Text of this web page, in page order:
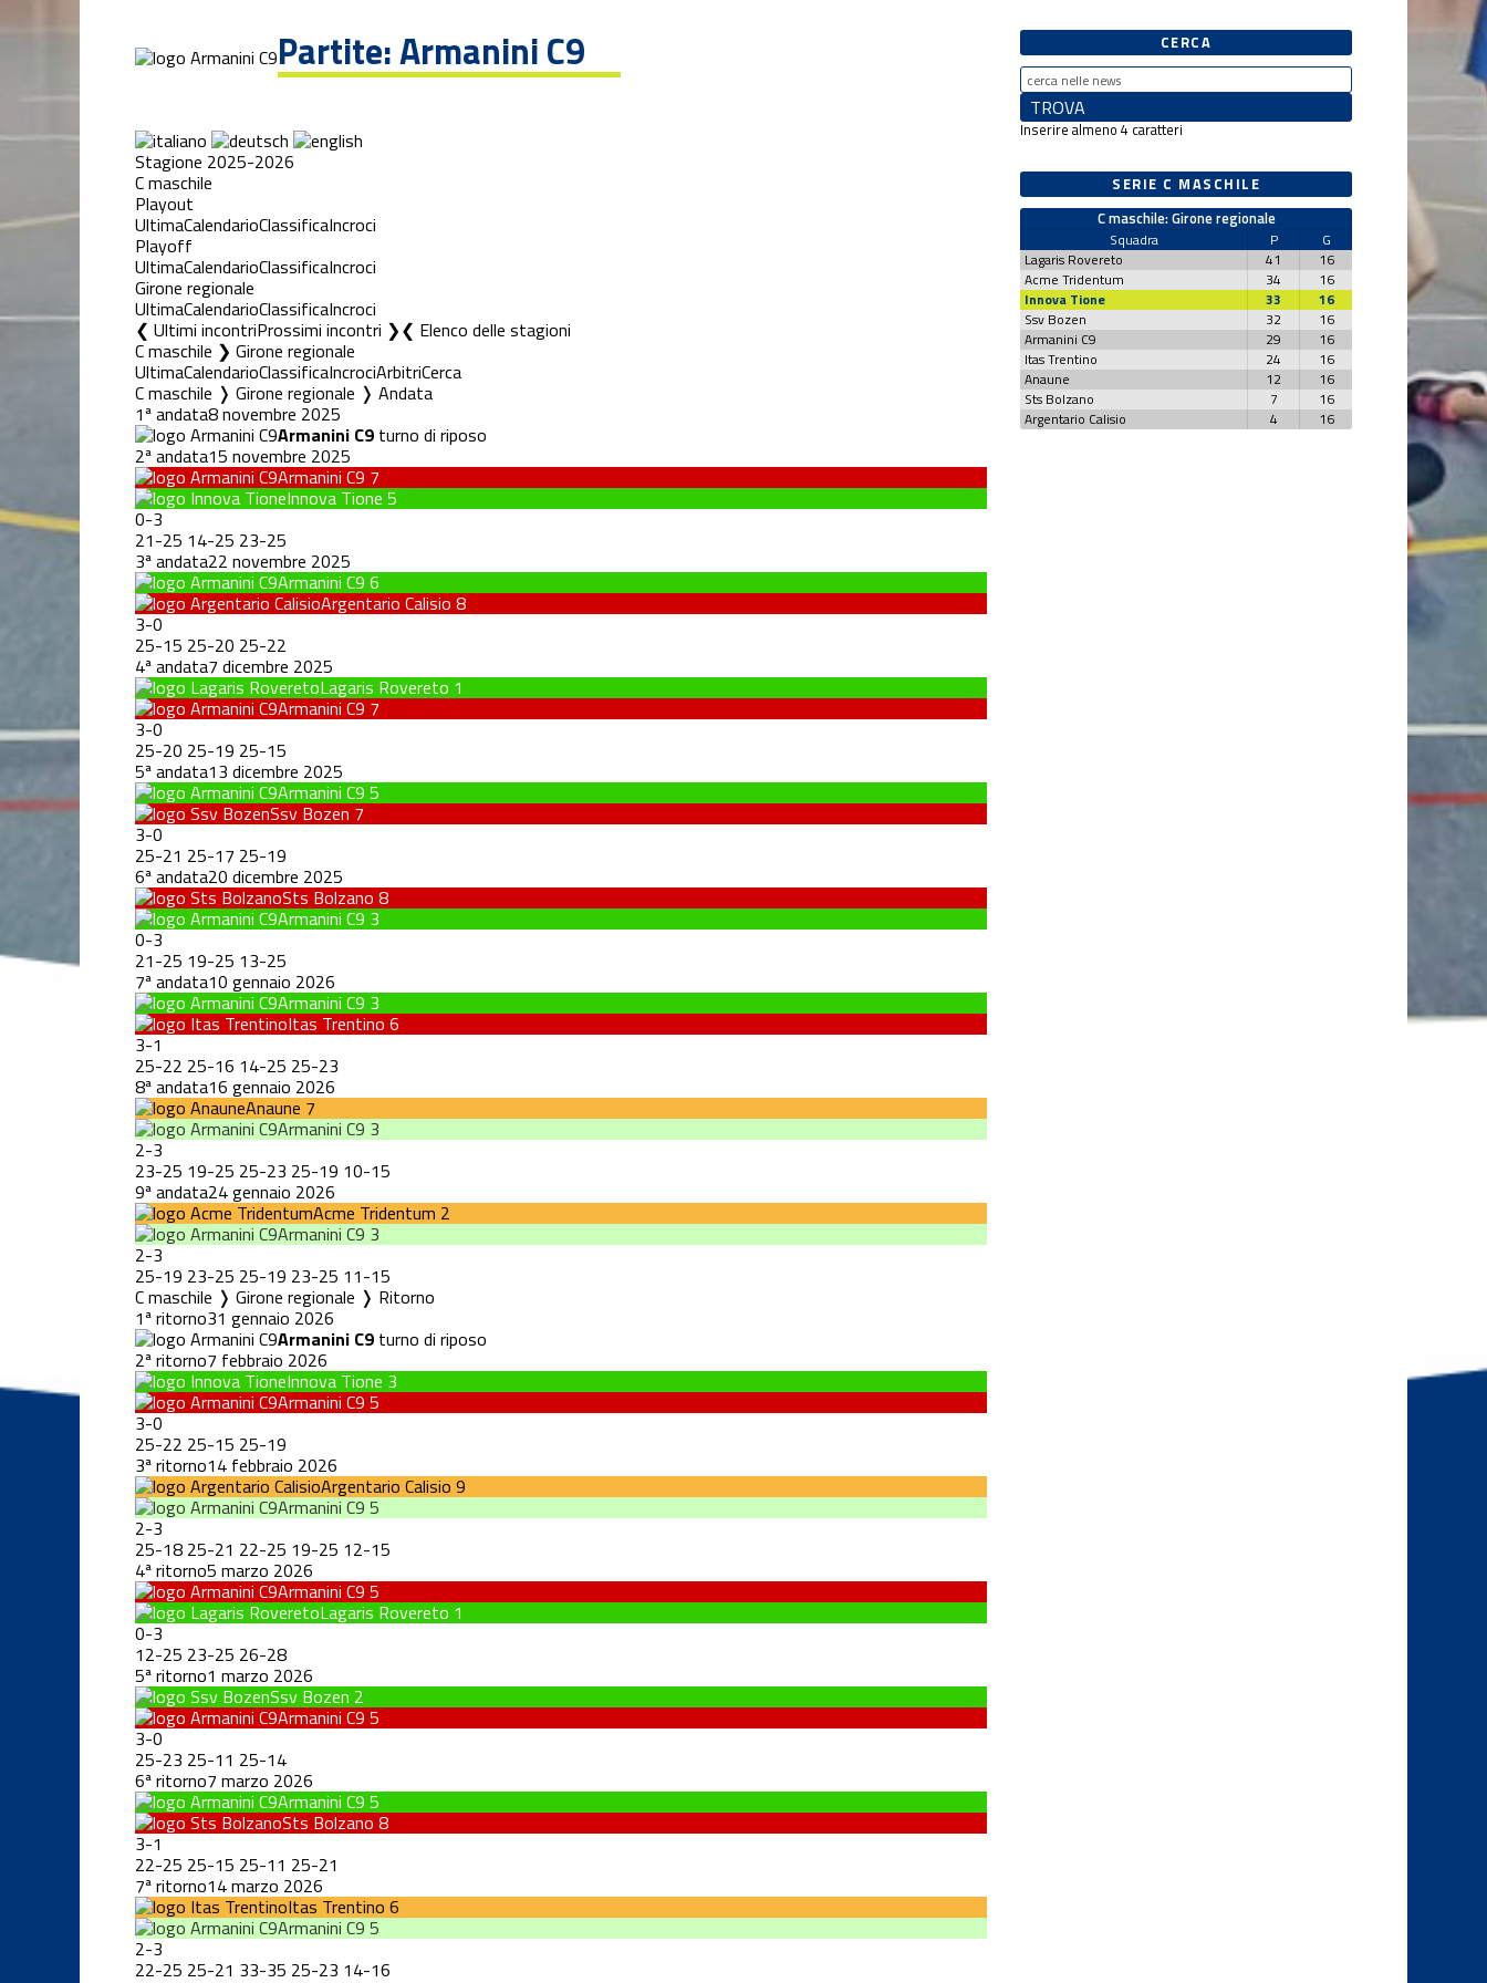
Partite: Armanini C9
Stagione 2025-2026
C maschile
Playout
UltimaCalendarioClassificaIncroci
Playoff
UltimaCalendarioClassificaIncroci
Girone regionale
UltimaCalendarioClassificaIncroci
❮ Ultimi incontriProssimi incontri ❯ Elenco delle stagioni
C maschile ❯ Girone regionale
UltimaCalendarioClassificaIncrociArbitriCerca
C maschile ❭ Girone regionale ❭ Andata
1ª andata8 novembre 2025
Armanini C9 turno di riposo
2ª andata15 novembre 2025
Armanini C9 7
Innova Tione 5
0-3
21-25 14-25 23-25
3ª andata22 novembre 2025
Armanini C9 6
Argentario Calisio 8
3-0
25-15 25-20 25-22
4ª andata7 dicembre 2025
Lagaris Rovereto 1
Armanini C9 7
3-0
25-20 25-19 25-15
5ª andata13 dicembre 2025
Armanini C9 5
Ssv Bozen 7
3-0
25-21 25-17 25-19
6ª andata20 dicembre 2025
Sts Bolzano 8
Armanini C9 3
0-3
21-25 19-25 13-25
7ª andata10 gennaio 2026
Armanini C9 3
Itas Trentino 6
3-1
25-22 25-16 14-25 25-23
8ª andata16 gennaio 2026
Anaune 7
Armanini C9 3
2-3
23-25 19-25 25-23 25-19 10-15
9ª andata24 gennaio 2026
Acme Tridentum 2
Armanini C9 3
2-3
25-19 23-25 25-19 23-25 11-15
C maschile ❭ Girone regionale ❭ Ritorno
1ª ritorno31 gennaio 2026
Armanini C9 turno di riposo
2ª ritorno7 febbraio 2026
Innova Tione 3
Armanini C9 5
3-0
25-22 25-15 25-19
3ª ritorno14 febbraio 2026
Argentario Calisio 9
Armanini C9 5
2-3
25-18 25-21 22-25 19-25 12-15
4ª ritorno5 marzo 2026
Armanini C9 5
Lagaris Rovereto 1
0-3
12-25 23-25 26-28
5ª ritorno1 marzo 2026
Ssv Bozen 2
Armanini C9 5
3-0
25-23 25-11 25-14
6ª ritorno7 marzo 2026
Armanini C9 5
Sts Bolzano 8
3-1
22-25 25-15 25-11 25-21
7ª ritorno14 marzo 2026
Itas Trentino 6
Armanini C9 5
2-3
22-25 25-21 33-35 25-23 14-16
CERCA
Inserire almeno 4 caratteri
SERIE C MASCHILE
C maschile: Girone regionale
Squadra P
G
Lagaris Rovereto
41
16
Acme Tridentum
34
16
Innova Tione
33
16
Ssv Bozen
32
16
Armanini C9
29
16
Itas Trentino
24
16
Anaune
12
16
Sts Bolzano
7
16
Argentario Calisio
4 16